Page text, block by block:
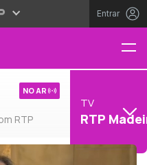
Entrar
RTP
NO AR
TV
RTP